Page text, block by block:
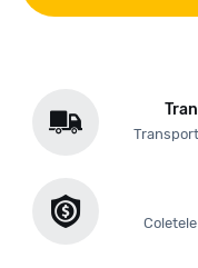
Transport